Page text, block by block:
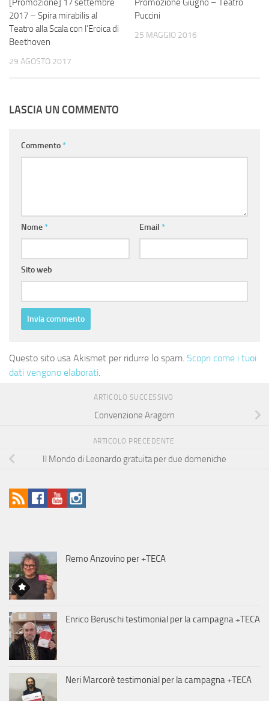
[Promozione] 17 settembre
2017 – Spira mirabilis al
Teatro alla Scala con l’Eroica di
Beethoven
29 AGOSTO 2017
Promozione Giugno – Teatro
Puccini
25 MAGGIO 2016
LASCIA UN COMMENTO
Commento *
Nome * Email *
Sito web
Questo sito usa Akismet per ridurre lo spam. Scopri come i tuoi
dati vengono elaborati.
ARTICOLO SUCCESSIVO
Convenzione Aragorn
ARTICOLO PRECEDENTE
Il Mondo di Leonardo gratuita per due domeniche
Remo Anzovino per +TECA
Enrico Beruschi testimonial per la campagna +TECA
Neri Marcorè testimonial per la campagna +TECA